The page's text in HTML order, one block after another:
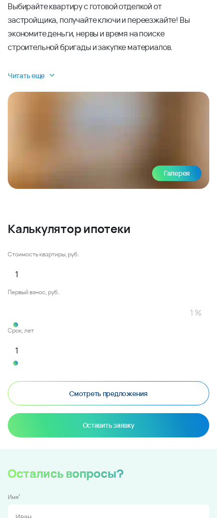
Выбирайте квартиру с готовой отделкой от
застройщика, получайте ключи и переезжайте! Вы
экономите деньги, нервы и время на поиске
строительной бригады и закупке материалов.
Читать еще
Галерея
Калькулятор ипотеки
Стоимость квартиры, руб.
Первый взнос, руб.
Срок, лет
Смотреть предложения
Оставить заявку
Остались вопросы?
Имя*